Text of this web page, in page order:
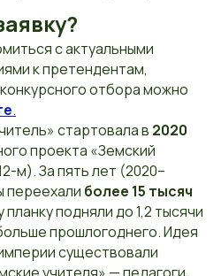
с актуальными
к претендентам,
отбора можно
.
стартовала в 2020
проекта «Земский
м). За пять лет (2020–
переехали более 15 тысяч
планку подняли до 1,2 тысячи
прошлогоднего. Идея
существовали